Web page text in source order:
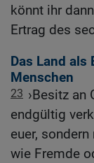
könnt ihr
Ertrag des
Das Land als
Menschen
23 ›Besitz an
endgültig
euer,
wie Fremde